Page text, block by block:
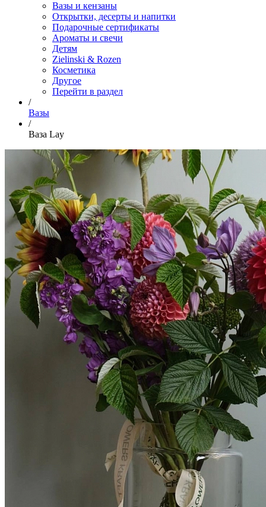
Вазы и кензаны
Открытки, десерты и напитки
Подарочные сертификаты
Ароматы и свечи
Детям
Zielinski & Rozen
Косметика
Другое
Перейти в раздел
/
Вазы
/
Ваза Lay